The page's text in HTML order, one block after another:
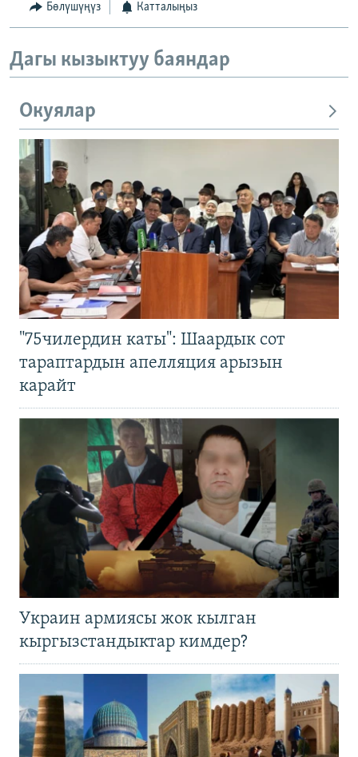
Бөлүшүңүз Катталыңыз
Дагы кызыктуу баяндар
Окуялар
"75чилердин каты": Шаардык сот
тараптардын апелляция арызын
карайт
Украин армиясы жок кылган
кыргызстандыктар кимдер?